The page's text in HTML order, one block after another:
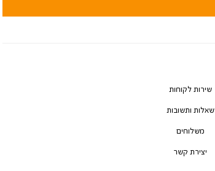
שירות לקוחות
שאלות ותשובות
משלוחים
יצירת קשר